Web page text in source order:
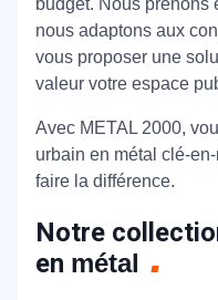
budget. Nous prenons
nous adaptons aux
vous proposer une
valeur votre espace
Avec METAL 2000,
urbain en métal clé-
faire la différence.
Notre
en métal